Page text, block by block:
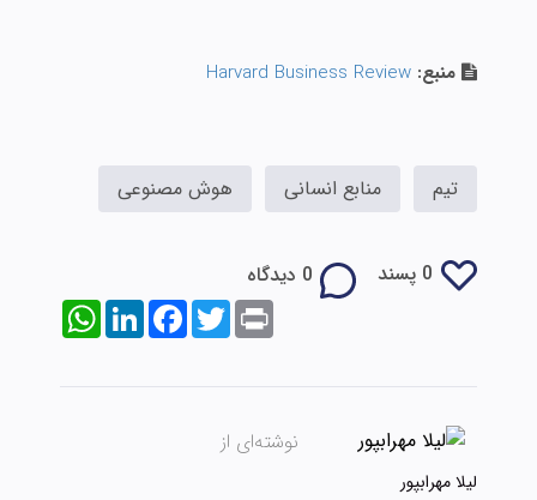
منبع: Harvard Business Review
تیم منابع انسانی هوش مصنوعی
0 پسند
0 دیدگاه
WhatsAppLinkedInFacebookTwitterPrint
نوشته‌ای از
لیلا مهرابپور